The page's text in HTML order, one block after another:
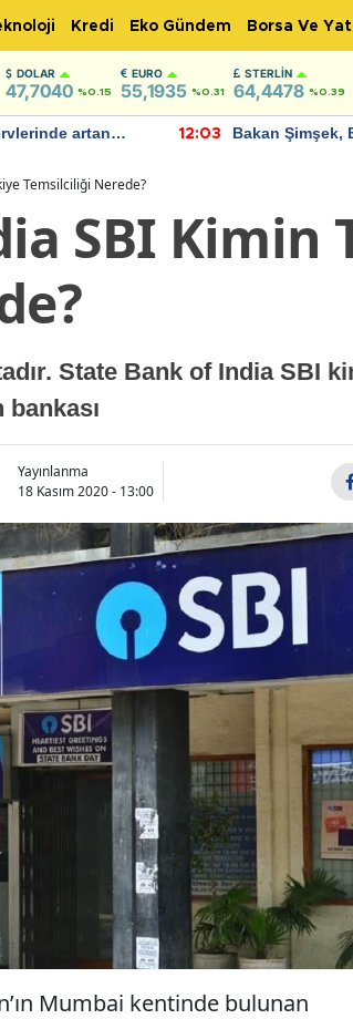
Kredi Eko Gündem Borsa Ve
DOLAR
47,7040 %0.15
EURO
55,1935 %0.31
STERLIN
64,4478 %0.39
artan
12:03
Bakan Şimşek,
Temsilciliği Nerede?
SBI Kimin
State Bank of India SBI
bankası
Yayınlanma
18 Kasım 2020 - 13:00
Mumbai kentinde bulunan